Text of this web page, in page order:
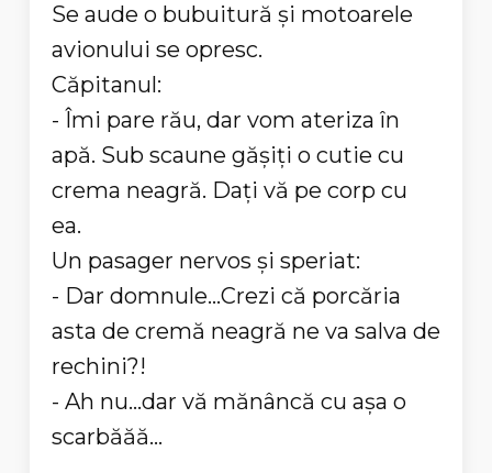
Se aude o bubuitură și motoarele
avionului se opresc.
Căpitanul:
- Îmi pare rău, dar vom ateriza în
apă. Sub scaune gășiți o cutie cu
crema neagră. Dați vă pe corp cu
ea.
Un pasager nervos și speriat:
- Dar domnule...Crezi că porcăria
asta de cremă neagră ne va salva de
rechini?!
- Ah nu...dar vă mănâncă cu așa o
scarbăăă...